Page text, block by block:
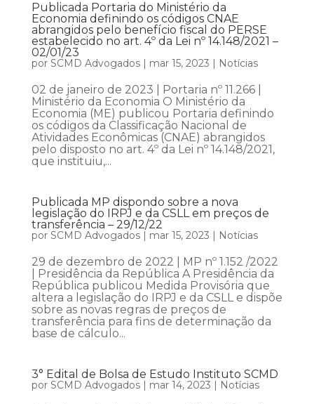
Publicada Portaria do Ministério da
Economia definindo os códigos CNAE
abrangidos pelo benefício fiscal do PERSE
estabelecido no art. 4º da Lei nº 14.148/2021 –
02/01/23
por SCMD Advogados| mar 15, 2023 | Notícias
02 de janeiro de 2023 | Portaria nº 11.266 |
Ministério da Economia O Ministério da
Economia (ME) publicou Portaria definindo
os códigos da Classificação Nacional de
Atividades Econômicas (CNAE) abrangidos
pelo disposto no art. 4º da Lei nº 14.148/2021,
que instituiu,...
Publicada MP dispondo sobre a nova
legislação do IRPJ e da CSLL em preços de
transferência – 29/12/22
por SCMD Advogados| mar 15, 2023 | Notícias
29 de dezembro de 2022 | MP nº 1.152 /2022
| Presidência da República A Presidência da
República publicou Medida Provisória que
altera a legislação do IRPJ e da CSLL e dispõe
sobre as novas regras de preços de
transferência para fins de determinação da
base de cálculo...
3° Edital de Bolsa de Estudo Instituto SCMD
por SCMD Advogados| mar 14, 2023 | Notícias